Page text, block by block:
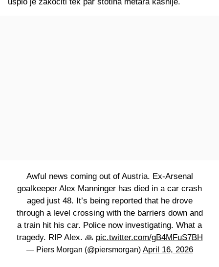
Awful news coming out of Austria. Ex-Arsenal
goalkeeper Alex Manninger has died in a car crash
aged just 48. It’s being reported that he drove
through a level crossing with the barriers down and
a train hit his car. Police now investigating. What a
tragedy. RIP Alex. 🙏 pic.twitter.com/gB4MFuS7BH
— Piers Morgan (@piersmorgan) April 16, 2026